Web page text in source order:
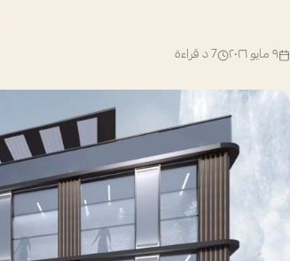
٩ مايو ٢٠٢٦ 7د قراءة